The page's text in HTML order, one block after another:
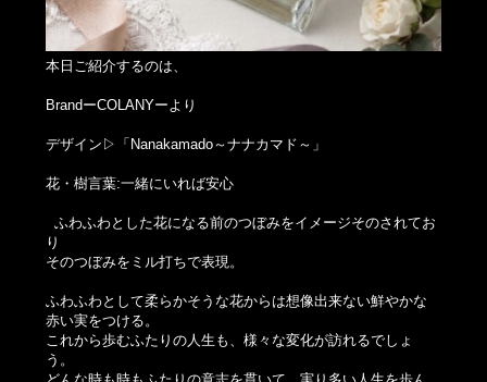
本日ご紹介するのは、
BrandーCOLANYーより
デザイン▷「Nanakamado～ナナカマド～」
花・樹言葉:一緒にいれば安心
ふわふわとした花になる前のつぼみをイメージそのされてお
り
そのつぼみをミル打ちで表現。
ふわふわとして柔らかそうな花からは想像出来ない鮮やかな
赤い実をつける。
これから歩むふたりの人生も、様々な変化が訪れるでしょ
う。